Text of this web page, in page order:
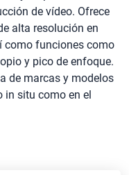
de vídeo. Ofrece
alta resolución en
como funciones como
y pico de enfoque.
de marcas y modelos
in situ como en el